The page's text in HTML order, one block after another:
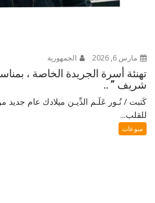
مارس 6, 2026 الجمهورية
تهنئة أسرة الجريدة الخاصة ،
شريف ” ..
كَتبت / نُـور عَلَـم الدِّيـن ميلادك عام جديد
للقلب...
منوعات